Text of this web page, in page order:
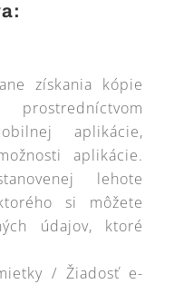
získania kópie
prostredníctvom
aplikácie,
aplikácie.
lehote
si môžete
údajov, ktoré
/ Žiadosť e-